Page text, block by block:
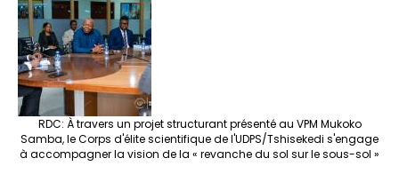
RDC: À travers un projet structurant présenté au VPM Mukoko
Samba, le Corps d'élite scientifique de l'UDPS/Tshisekedi s'engage
à accompagner la vision de la « revanche du sol sur le sous-sol »